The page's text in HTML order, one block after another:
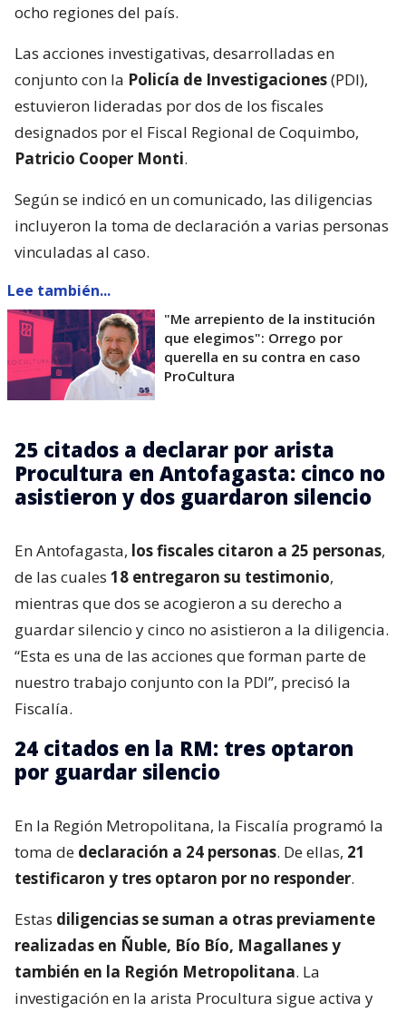
ocho regiones del país.
Las acciones investigativas, desarrolladas en
conjunto con la Policía de Investigaciones(PDI),
estuvieron lideradas por dos de los fiscales
designados por el Fiscal Regional de Coquimbo,
Patricio Cooper Monti.
Según se indicó en un comunicado, las diligencias
incluyeron la toma de declaración a varias personas
vinculadas al caso.
Lee también...
"Me arrepiento de la institución
que elegimos": Orrego por
querella en su contra en caso
ProCultura
25 citados a declarar por arista
Procultura en Antofagasta: cinco no
asistieron y dos guardaron silencio
En Antofagasta, los fiscales citaron a 25 personas,
de las cuales 18 entregaron su testimonio,
mientras que dos se acogieron a su derecho a
guardar silencio y cinco no asistieron a la diligencia.
“Esta es una de las acciones que forman parte de
nuestro trabajo conjunto con la PDI”, precisó la
Fiscalía.
24 citados en la RM: tres optaron
por guardar silencio
En la Región Metropolitana, la Fiscalía programó la
toma de declaración a 24 personas. De ellas, 21
testificaron y tres optaron por no responder.
Estas diligencias se suman a otras previamente
realizadas en Ñuble, Bío Bío, Magallanes y
también en la Región Metropolitana. La
investigación en la arista Procultura sigue activa y